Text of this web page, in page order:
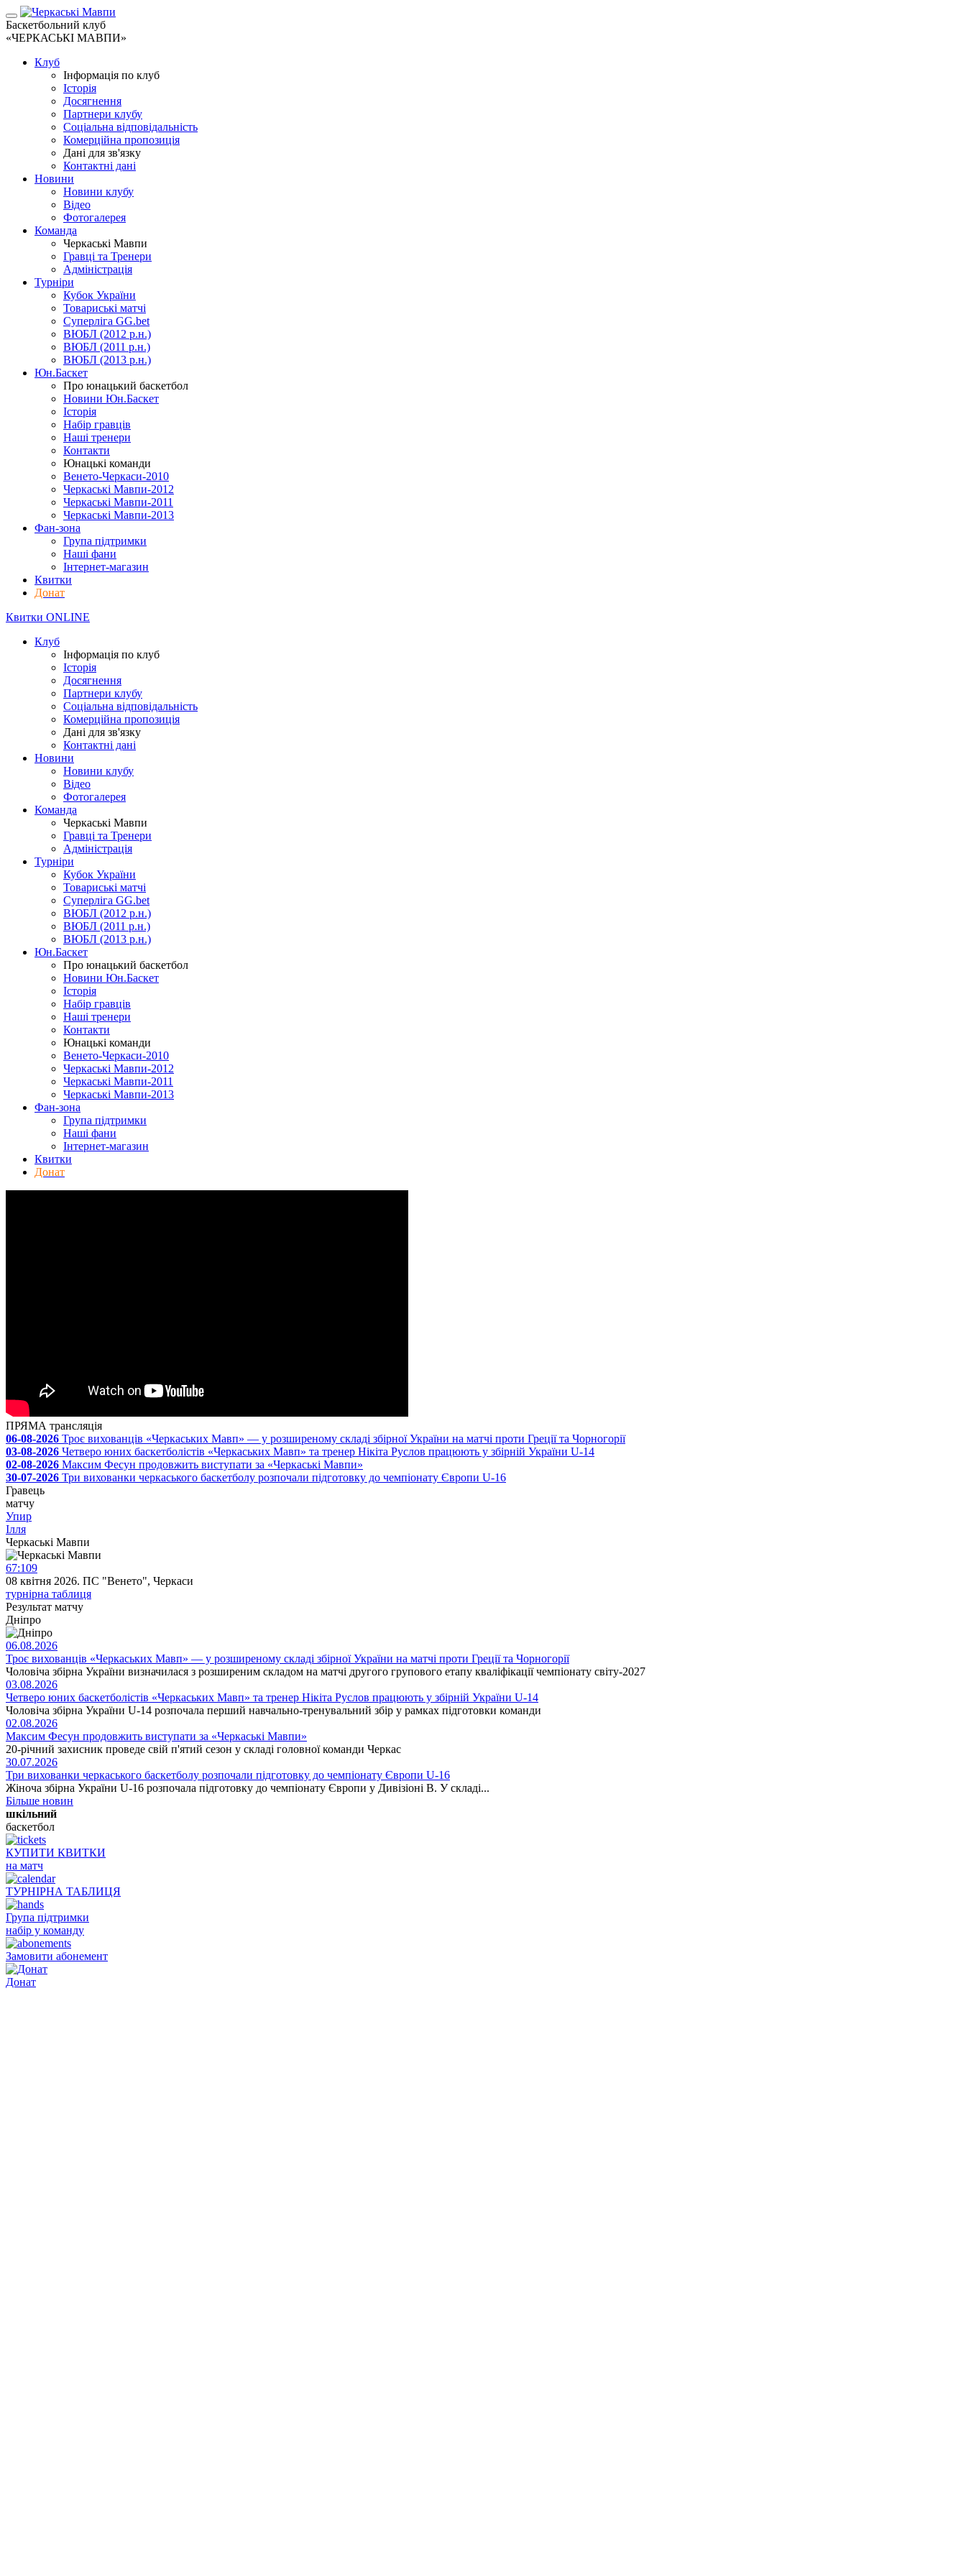
Баскетбольний клуб
«ЧЕРКАСЬКІ МАВПИ»
Клуб
Інформація по клуб
Історія
Досягнення
Партнери клубу
Соціальна відповідальність
Комерційна пропозиція
Дані для зв'язку
Контактні дані
Новини
Новини клубу
Відео
Фотогалерея
Команда
Черкаські Мавпи
Гравці та Тренери
Адміністрація
Турніри
Кубок України
Товариські матчі
Суперліга GG.bet
ВЮБЛ (2012 р.н.)
ВЮБЛ (2011 р.н.)
ВЮБЛ (2013 р.н.)
Юн.Баскет
Про юнацький баскетбол
Новини Юн.Баскет
Історія
Набір гравців
Наші тренери
Контакти
Юнацькі команди
Венето-Черкаси-2010
Черкаські Мавпи-2012
Черкаські Мавпи-2011
Черкаські Мавпи-2013
Фан-зона
Група підтримки
Наші фани
Інтернет-магазин
Квитки
Донат
Квитки ONLINE
Клуб
Інформація по клуб
Історія
Досягнення
Партнери клубу
Соціальна відповідальність
Комерційна пропозиція
Дані для зв'язку
Контактні дані
Новини
Новини клубу
Відео
Фотогалерея
Команда
Черкаські Мавпи
Гравці та Тренери
Адміністрація
Турніри
Кубок України
Товариські матчі
Суперліга GG.bet
ВЮБЛ (2012 р.н.)
ВЮБЛ (2011 р.н.)
ВЮБЛ (2013 р.н.)
Юн.Баскет
Про юнацький баскетбол
Новини Юн.Баскет
Історія
Набір гравців
Наші тренери
Контакти
Юнацькі команди
Венето-Черкаси-2010
Черкаські Мавпи-2012
Черкаські Мавпи-2011
Черкаські Мавпи-2013
Фан-зона
Група підтримки
Наші фани
Інтернет-магазин
Квитки
Донат
ПРЯМА трансляція
06-08-2026 Троє вихованців «Черкаських Мавп» — у розширеному складі збірної України на матчі проти Греції та Чорногорії
03-08-2026 Четверо юних баскетболістів «Черкаських Мавп» та тренер Нікіта Руслов працюють у збірній України U-14
02-08-2026 Максим Фесун продовжить виступати за «Черкаські Мавпи»
30-07-2026 Три вихованки черкаського баскетболу розпочали підготовку до чемпіонату Європи U-16
Гравець
матчу
Упир
Ілля
Черкаські Мавпи
67:109
08 квітня 2026. ПС "Венето", Черкаси
турнірна таблиця
Результат матчу
Дніпро
06.08.2026
Троє вихованців «Черкаських Мавп» — у розширеному складі збірної України на матчі проти Греції та Чорногорії
Чоловіча збірна України визначилася з розширеним складом на матчі другого групового етапу кваліфікації чемпіонату світу-2027
03.08.2026
Четверо юних баскетболістів «Черкаських Мавп» та тренер Нікіта Руслов працюють у збірній України U-14
Чоловіча збірна України U-14 розпочала перший навчально-тренувальний збір у рамках підготовки команди
02.08.2026
Максим Фесун продовжить виступати за «Черкаські Мавпи»
20-річний захисник проведе свій п'ятий сезон у складі головної команди Черкас
30.07.2026
Три вихованки черкаського баскетболу розпочали підготовку до чемпіонату Європи U-16
Жіноча збірна України U-16 розпочала підготовку до чемпіонату Європи у Дивізіоні B. У складі...
Більше новин
шкільний
баскетбол
КУПИТИ КВИТКИ
на матч
ТУРНІРНА ТАБЛИЦЯ
Група підтримки
набір у команду
Замовити абонемент
Донат